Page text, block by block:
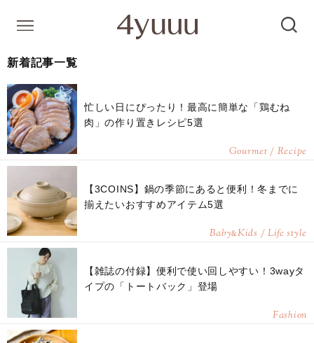
新着記事一覧
忙しい日にぴったり！最高に簡単な「鶏むね
肉」の作り置きレシピ5選
Gourmet / Recipe
【3COINS】鍋の季節にあると便利！冬までに
揃えたいおすすめアイテム5選
Baby&Kids / Life style
【雑誌の付録】便利で使い回しやすい！3wayタ
イプの「トートバック」登場
Fashion